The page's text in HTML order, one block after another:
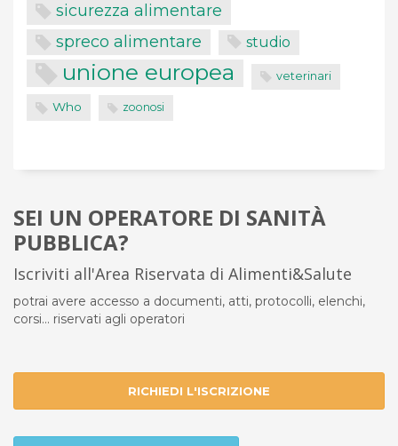
sicurezza alimentare
spreco alimentare studio
unione europea veterinari
Who zoonosi
SEI UN OPERATORE DI SANITÀ
PUBBLICA?
Iscriviti all'Area Riservata di Alimenti&Salute
potrai avere accesso a documenti, atti, protocolli, elenchi,
corsi... riservati agli operatori
RICHIEDI L'ISCRIZIONE